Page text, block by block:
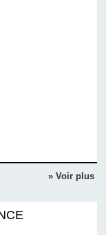
» Voir plus